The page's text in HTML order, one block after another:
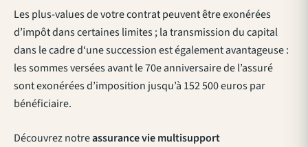
Les plus-values de votre contrat peuvent être exonérées
d’impôt dans certaines limites ; la transmission du capital
dans le cadre d‘une succession est également avantageuse :
les sommes versées avant le 70e anniversaire de l’assuré
sont exonérées d’imposition jusqu’à 152 500 euros par
bénéficiaire.
Découvrez notreassurance vie multisupport